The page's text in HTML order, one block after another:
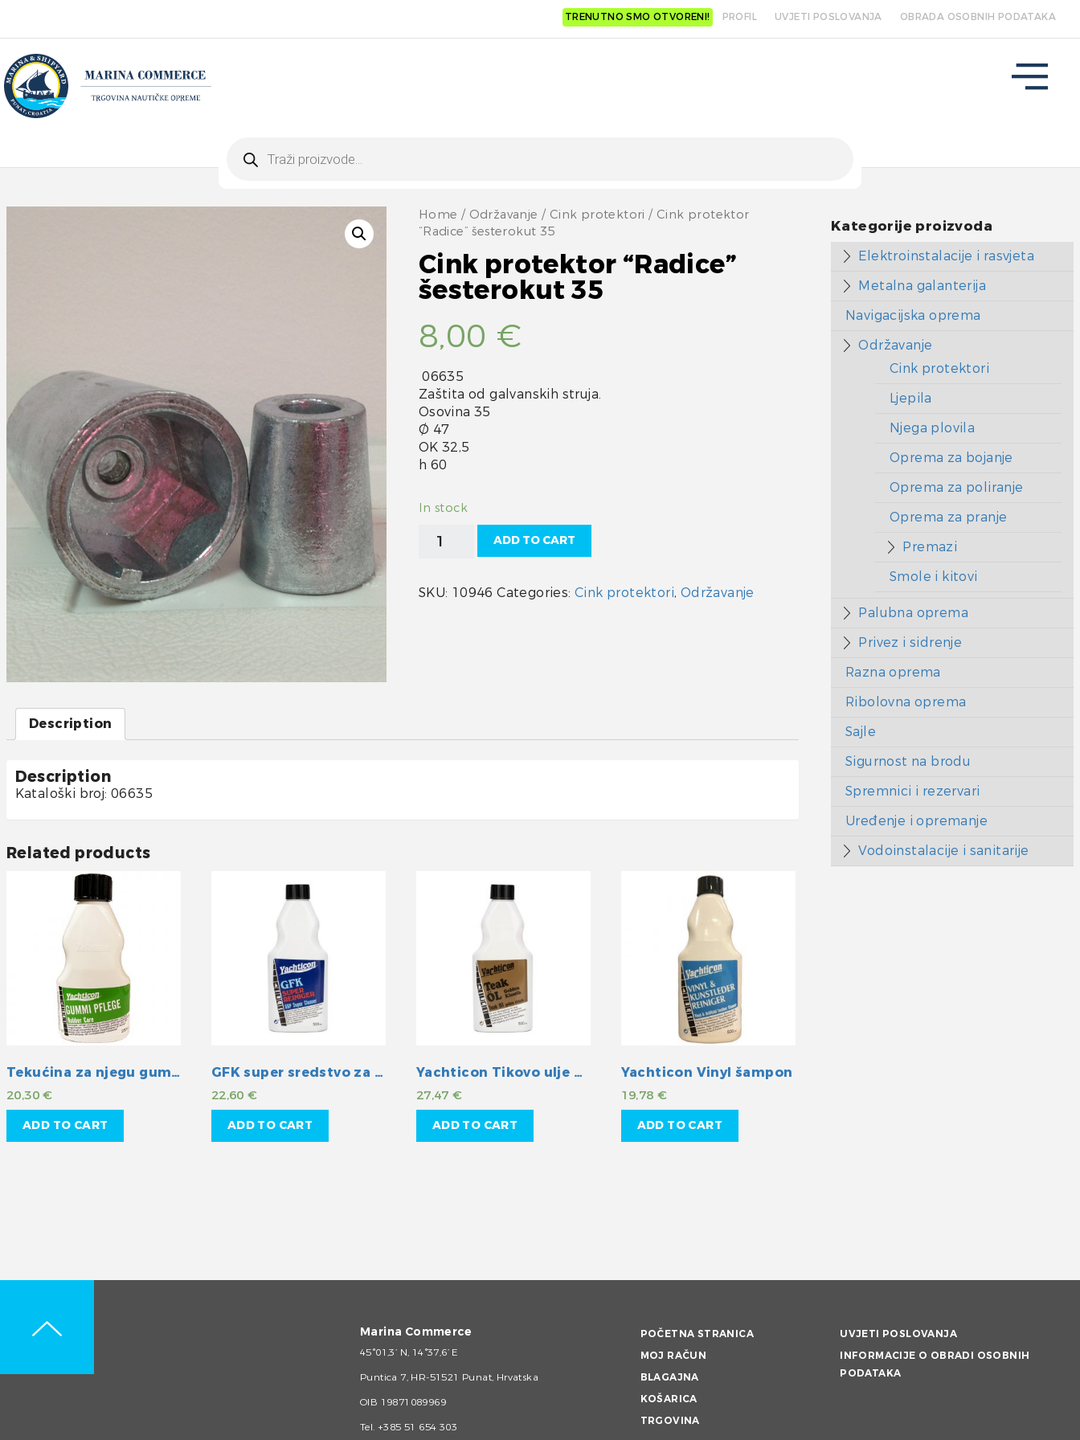
TRENUTNO SMO OTVORENI! PROFIL UVJETI POSLOVANJA OBRADA OSOBNIH PODATAKA
search
Home / Održavanje / Cink protektori / Cink protektor
“Radice” šesterokut 35
Cink protektor “Radice”
šesterokut 35
8,00 €
06635
Zaštita od galvanskih struja.
Osovina 35
Ø 47
OK 32,5
h 60
In stock
Cink
protektor
šesterokut
35
ADD TO CART
SKU: 10946 Categories: Cink protektori, Održavanje
Description
Description
Kataloški broj: 06635
Related products
Tekućina za njegu gumenih površina
20,30€
ADD TO CART
GFK super sredstvo za čišćenje
22,60€
ADD TO CART
Yachticon Tikovo ulje golden klassik
27,47€
ADD TO CART
Yachticon Vinyl šampon
19,78 €
ADD TO CART
Kategorije proizvoda
Elektroinstalacije i rasvjeta
Metalna galanterija
Navigacijska oprema
Održavanje
Cink protektori
Ljepila
Njega plovila
Oprema za bojanje
Oprema za poliranje
Oprema za pranje
Premazi
Smole i kitovi
Palubna oprema
Privez i sidrenje
Razna oprema
Ribolovna oprema
Sajle
Sigurnost na brodu
Spremnici i rezervari
Uređenje i opremanje
Vodoinstalacije i sanitarije
Marina Commerce
45°01,3’ N, 14°37,6’ E
Puntica 7, HR-51521 Punat, Hrvatska
OIB 19871089969
Tel. +385 51 654 303
POČETNA STRANICA
MOJ RAČUN
BLAGAJNA
KOŠARICA
TRGOVINA
UVJETI POSLOVANJA
INFORMACIJE O OBRADI OSOBNIH
PODATAKA